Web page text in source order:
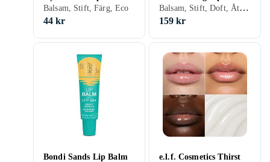
Stick
Balsam, Stift, Färg, Eco
44 kr
Balm Stick
Balsam, Stift, Doft, Återfuktande, Solskydd, Färg, Shea Butter, Eco
159 kr
Bondi Sands Lip Balm
e.l.f. Cosmetics Thirst